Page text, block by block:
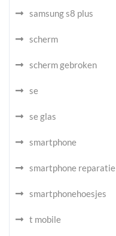
samsung s8 plus
scherm
scherm gebroken
se
se glas
smartphone
smartphone reparatie
smartphonehoesjes
t mobile